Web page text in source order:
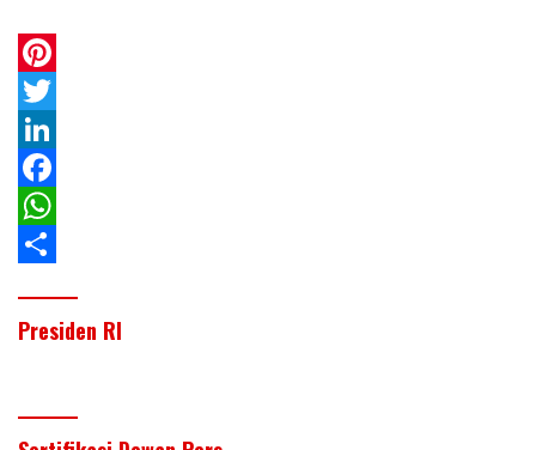
P
n
e
e
T
w
e
L
n
e
F
a
e
W
a
h
Presiden RI